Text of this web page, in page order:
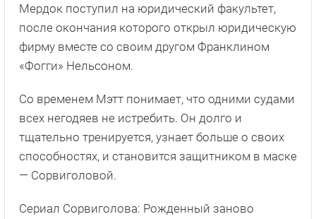
Мердок поступил на юридический факультет,
после окончания которого открыл юридическую
фирму вместе со своим другом Франклином
«Фогги» Нельсоном.
Со временем Мэтт понимает, что одними судами
всех негодяев не истребить. Он долго и
тщательно тренируется, узнает больше о своих
способностях, и становится защитником в маске
— Сорвиголовой.
Сериал Сорвиголова: Рожденный заново